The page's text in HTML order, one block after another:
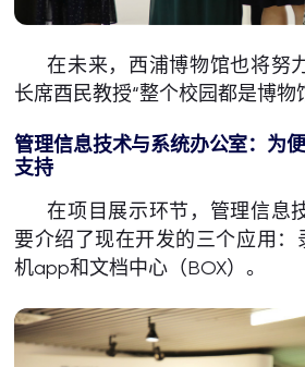
在未来，西浦博物馆也将努
长席酉民教授“整个校园都是博物
管理信息技术与系统办公室：为
支持
在项目展示环节，管理信息
要介绍了现在开发的三个应用：
机app和文档中心（BOX）。